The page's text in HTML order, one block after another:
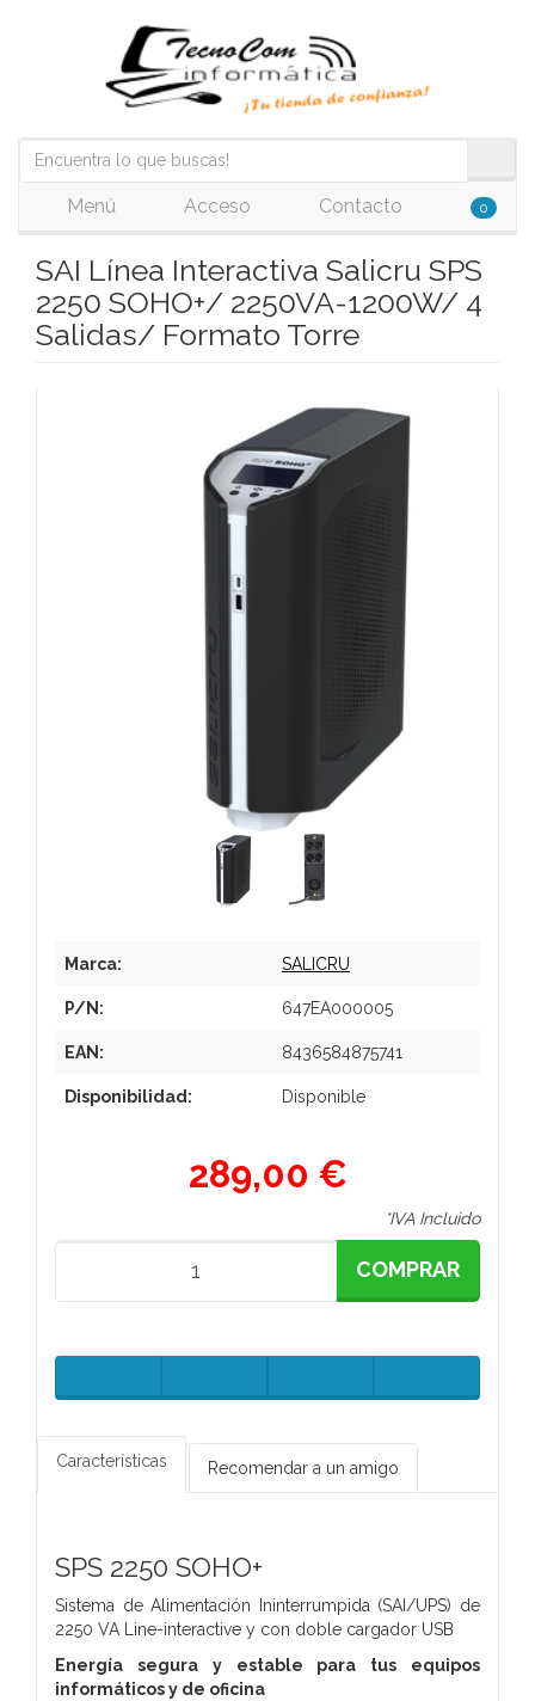
Menú Acceso Contacto 0
SAI Línea Interactiva Salicru SPS
2250 SOHO+/ 2250VA-1200W/ 4
Salidas/ Formato Torre
Marca: SALICRU
P/N: 647EA000005
EAN: 8436584875741
Disponibilidad: Disponible
289,00 €
*IVA Incluido
COMPRAR
Características Recomendar a un amigo
SPS 2250 SOHO+
Sistema de Alimentación Ininterrumpida (SAI/UPS) de
2250 VA Line-interactive y con doble cargador USB
Energía segura y estable para tus equipos
informáticos y de oficina